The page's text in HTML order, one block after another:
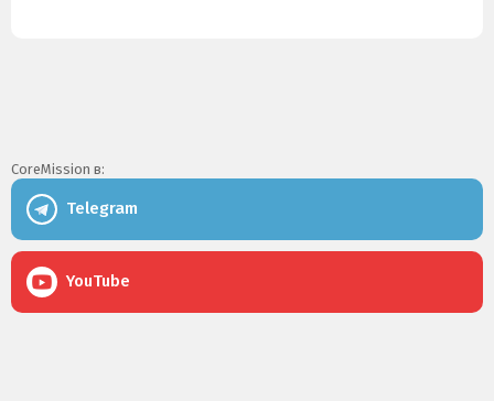
CoreMission в:
Telegram
YouTube